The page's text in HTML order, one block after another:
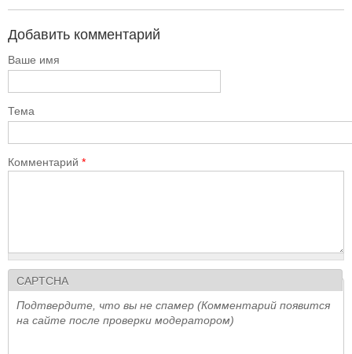
Добавить комментарий
Ваше имя
Тема
Комментарий *
CAPTCHA
Подтвердите, что вы не спамер (Комментарий появится
на сайте после проверки модератором)